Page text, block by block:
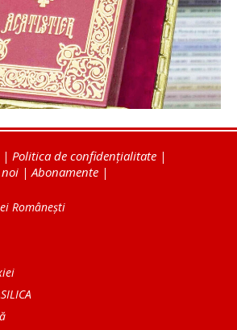
| Politica de confidențialitate |
noi |Abonamente |
Românești